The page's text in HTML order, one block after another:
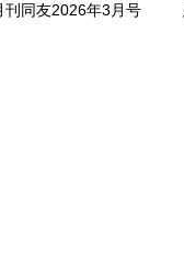
刊同友2026年3月号